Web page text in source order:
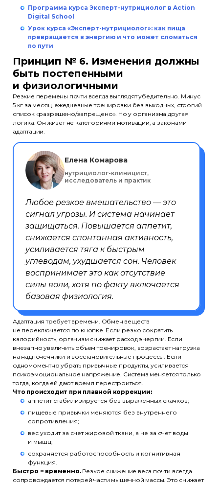
Программа курса Эксперт-нутрициолог в Action
Digital School
Урок курса «Эксперт-нутрициолог»: как пища
превращается в энергию и что может сломаться
по пути
Принцип № 6. Изменения должны
быть постепенными
и физиологичными
Резкие перемены почти всегда выглядят убедительно. Минус
5 кг за месяц, ежедневные тренировки без выходных, строгий
список «разрешено/запрещено». Но у организма другая
логика. Он живет не категориями мотивации, а законами
адаптации.
Елена Комарова
нутрициолог-клиницист,
исследователь и практик
Любое резкое вмешательство — это
сигнал угрозы. И система начинает
защищаться. Повышается аппетит,
снижается спонтанная активность,
усиливается тяга к быстрым
углеводам, ухудшается сон. Человек
воспринимает это как отсутствие
силы воли, хотя по факту включается
базовая физиология.
Адаптация требует времени. Обмен веществ
не переключается по кнопке. Если резко сократить
калорийность, организм снижает расход энергии. Если
внезапно увеличить объем тренировок, возрастает нагрузка
на надпочечники и восстановительные процессы. Если
одномоментно убрать привычные продукты, усиливается
психоэмоциональное напряжение. Система меняется только
тогда, когда ей дают время перестроиться.
Что происходит при плавной коррекции:
аппетит стабилизируется без выраженных скачков;
пищевые привычки меняются без внутреннего
сопротивления;
вес уходит за счет жировой ткани, а не за счет воды
и мышц;
сохраняется работоспособность и когнитивная
функция.
Быстро = временно.Резкое снижение веса почти всегда
сопровождается потерей части мышечной массы. Это снижает
Эксперты Партнёры Отзывы
+7 (495) 788-53-26
ООО «Актион-Диджитал» г. Москва,
1-й Земельный переулок, 1
Лицензия
© ООО «Актион-Диджитал»,
Политика обработки
персональных данных
Информация на сайте носит
информационный характер
и не является публичной офертой
(ст. 437 ГК РФ)
Использование файлов cookie